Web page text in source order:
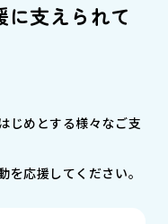
支えられて
じめとする様々なご支
応援してください。